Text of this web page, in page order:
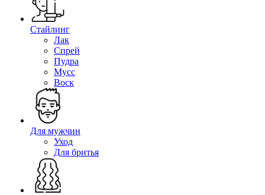
Стайлинг
Лак
Спрей
Пудра
Мусс
Воск
Для мужчин
Уход
Для бритья